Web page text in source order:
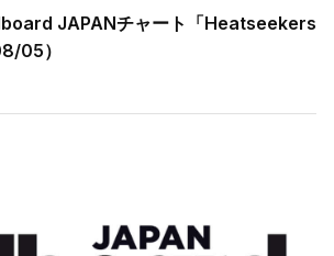
JAPANチャート「Heatseekers
05）